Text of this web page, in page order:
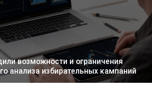
возможности и ограничения
анализа избирательных кампаний